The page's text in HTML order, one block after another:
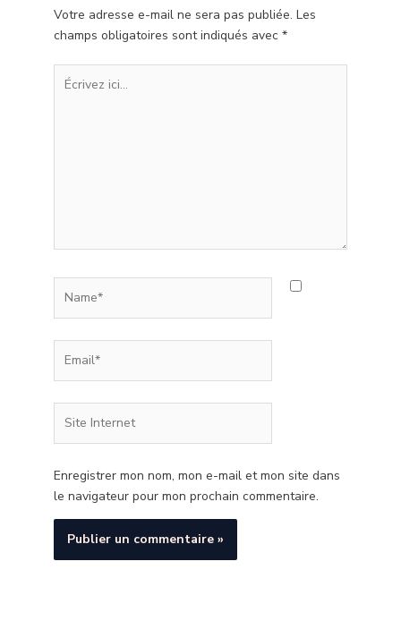
Votre adresse e-mail ne sera pas publiée. Les
champs obligatoires sont indiqués avec *
Écrivez
ici…
Internet
Enregistrer mon nom, mon e-mail et mon site dans
le navigateur pour mon prochain commentaire.